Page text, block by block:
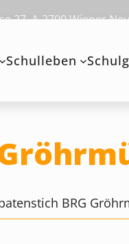
27, A-2700 Wiener
Schulleben
BRG